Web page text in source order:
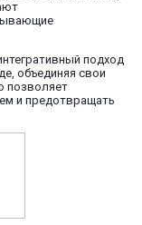
подход
объединяя свои
позволяет
и предотвращать